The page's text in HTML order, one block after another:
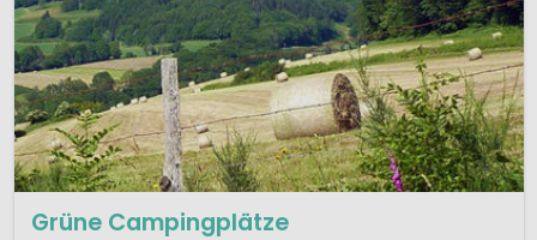
Grüne Campingplätze